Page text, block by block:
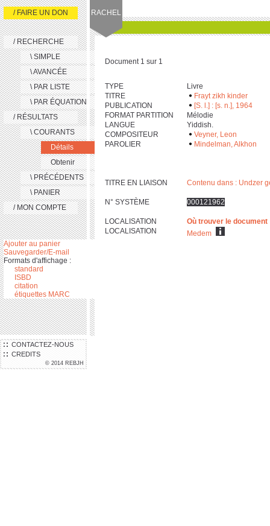
RACHEL
CONTACTEZ-NOUS
CREDITS
© 2014 REBJH
/ FAIRE UN DON
/ RECHERCHE
\ SIMPLE
\ AVANCÉE
\ PAR LISTE
\ PAR ÉQUATION
/ RÉSULTATS
\ COURANTS
Détails
Obtenir
\ PRÉCÉDENTS
\ PANIER
/ MON COMPTE
Ajouter au panier
Sauvegarder/E-mail
Formats d'affichage :
standard
ISBD
citation
étiquettes MARC
Document 1 sur 1
TYPE
Livre
TITRE
Frayt zikh kinder
PUBLICATION
[S. l.] : [s. n.], 1964
FORMAT PARTITION
Mélodie
LANGUE
Yiddish.
COMPOSITEUR
Veyner, Leon
PAROLIER
Mindelman, Alkhon
TITRE EN LIAISON Contenu dans : Undzer
N° SYSTÈME 000121962
LOCALISATION
Où trouver le document
LOCALISATION
Medem